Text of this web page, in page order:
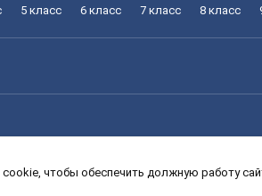
5 класс 6 класс 7 класс 8 класс
5 класс 6 класс 7 класс 8 класс
чтобы обеспечить должную работу